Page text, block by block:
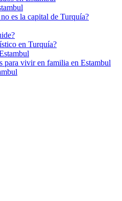
es la capital de Turquía?
en Turquía?
para vivir en familia en Estambul